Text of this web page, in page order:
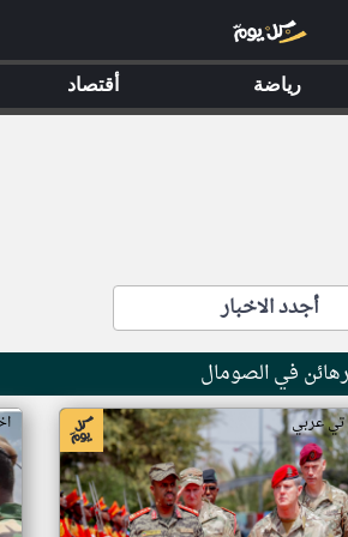
أجدد الاخبار
في الصومال
تي عربي
رياضة أقتصاد